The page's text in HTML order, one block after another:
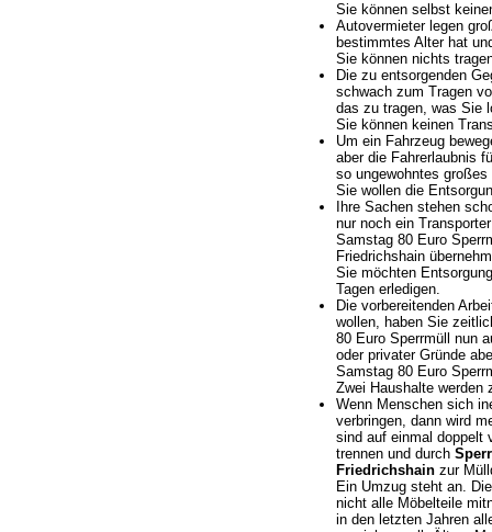
Sie können selbst
Autovermieter legen
bestimmtes Alter hat
Sie können nichts
Die zu entsorgenden
schwach zum Tragen
das zu tragen, was Sie
Sie können keinen
Um ein Fahrzeug
aber die Fahrerlaubnis
so ungewohntes
Sie wollen die
Ihre Sachen stehen
nur noch ein
Samstag 80 Euro
Friedrichshain
Sie möchten
Tagen erledigen.
Die vorbereitenden
wollen, haben Sie
80 Euro Sperrmüll nun
oder privater Gründe
Samstag 80 Euro
Zwei Haushalte werden
Wenn Menschen sich
verbringen, dann wird
sind auf einmal doppelt
trennen und durch
Friedrichshain zur
Ein Umzug steht an.
nicht alle Möbelteile
in den letzten Jahren